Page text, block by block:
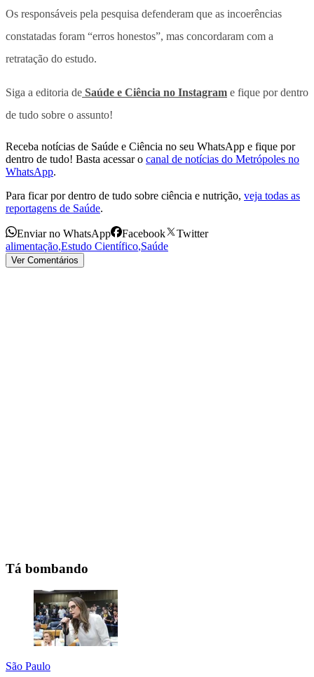
Os responsáveis pela pesquisa defenderam que as incoerências
constatadas foram “erros honestos”, mas concordaram com a
retratação do estudo.
Siga a editoria de Saúde e Ciência no Instagram e fique por dentro
de tudo sobre o assunto!
Receba notícias de Saúde e Ciência no seu WhatsApp e fique por
dentro de tudo! Basta acessar o canal de notícias do Metrópoles no
WhatsApp.
Para ficar por dentro de tudo sobre ciência e nutrição, veja todas as
reportagens de Saúde.
Enviar no WhatsApp Facebook
Twitter
alimentação,Estudo Científico,Saúde
Ver Comentários
Tá bombando
São Paulo